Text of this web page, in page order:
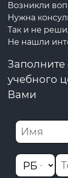
Возникли
Нужна
Так и не
Не нашли
учебного
Вами